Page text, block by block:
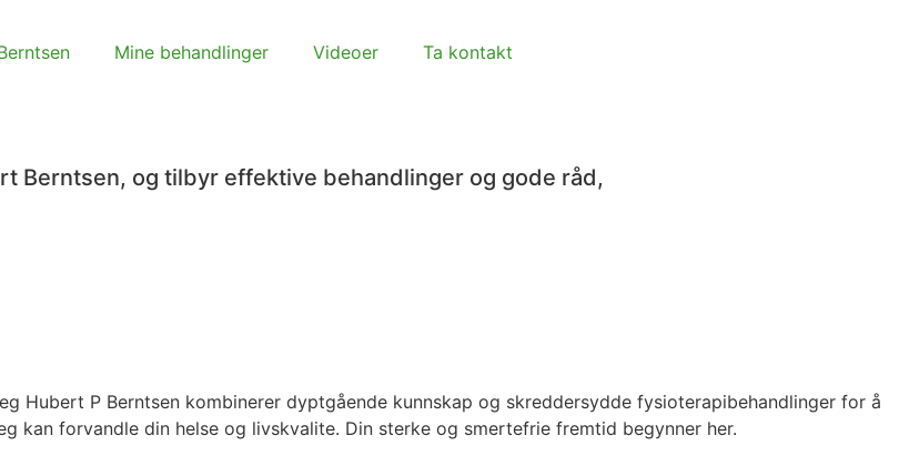
Mine behandlinger Videoer Ta kontakt
Berntsen, og tilbyr effektive behandlinger og gode råd,
Hubert P Berntsen kombinerer dyptgående kunnskap og skreddersydde fysioterapibehandlinger for å
kan forvandle din helse og livskvalite. Din sterke og smertefrie fremtid begynner her.